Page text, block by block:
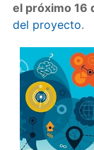
el próximo 16
del proyecto.